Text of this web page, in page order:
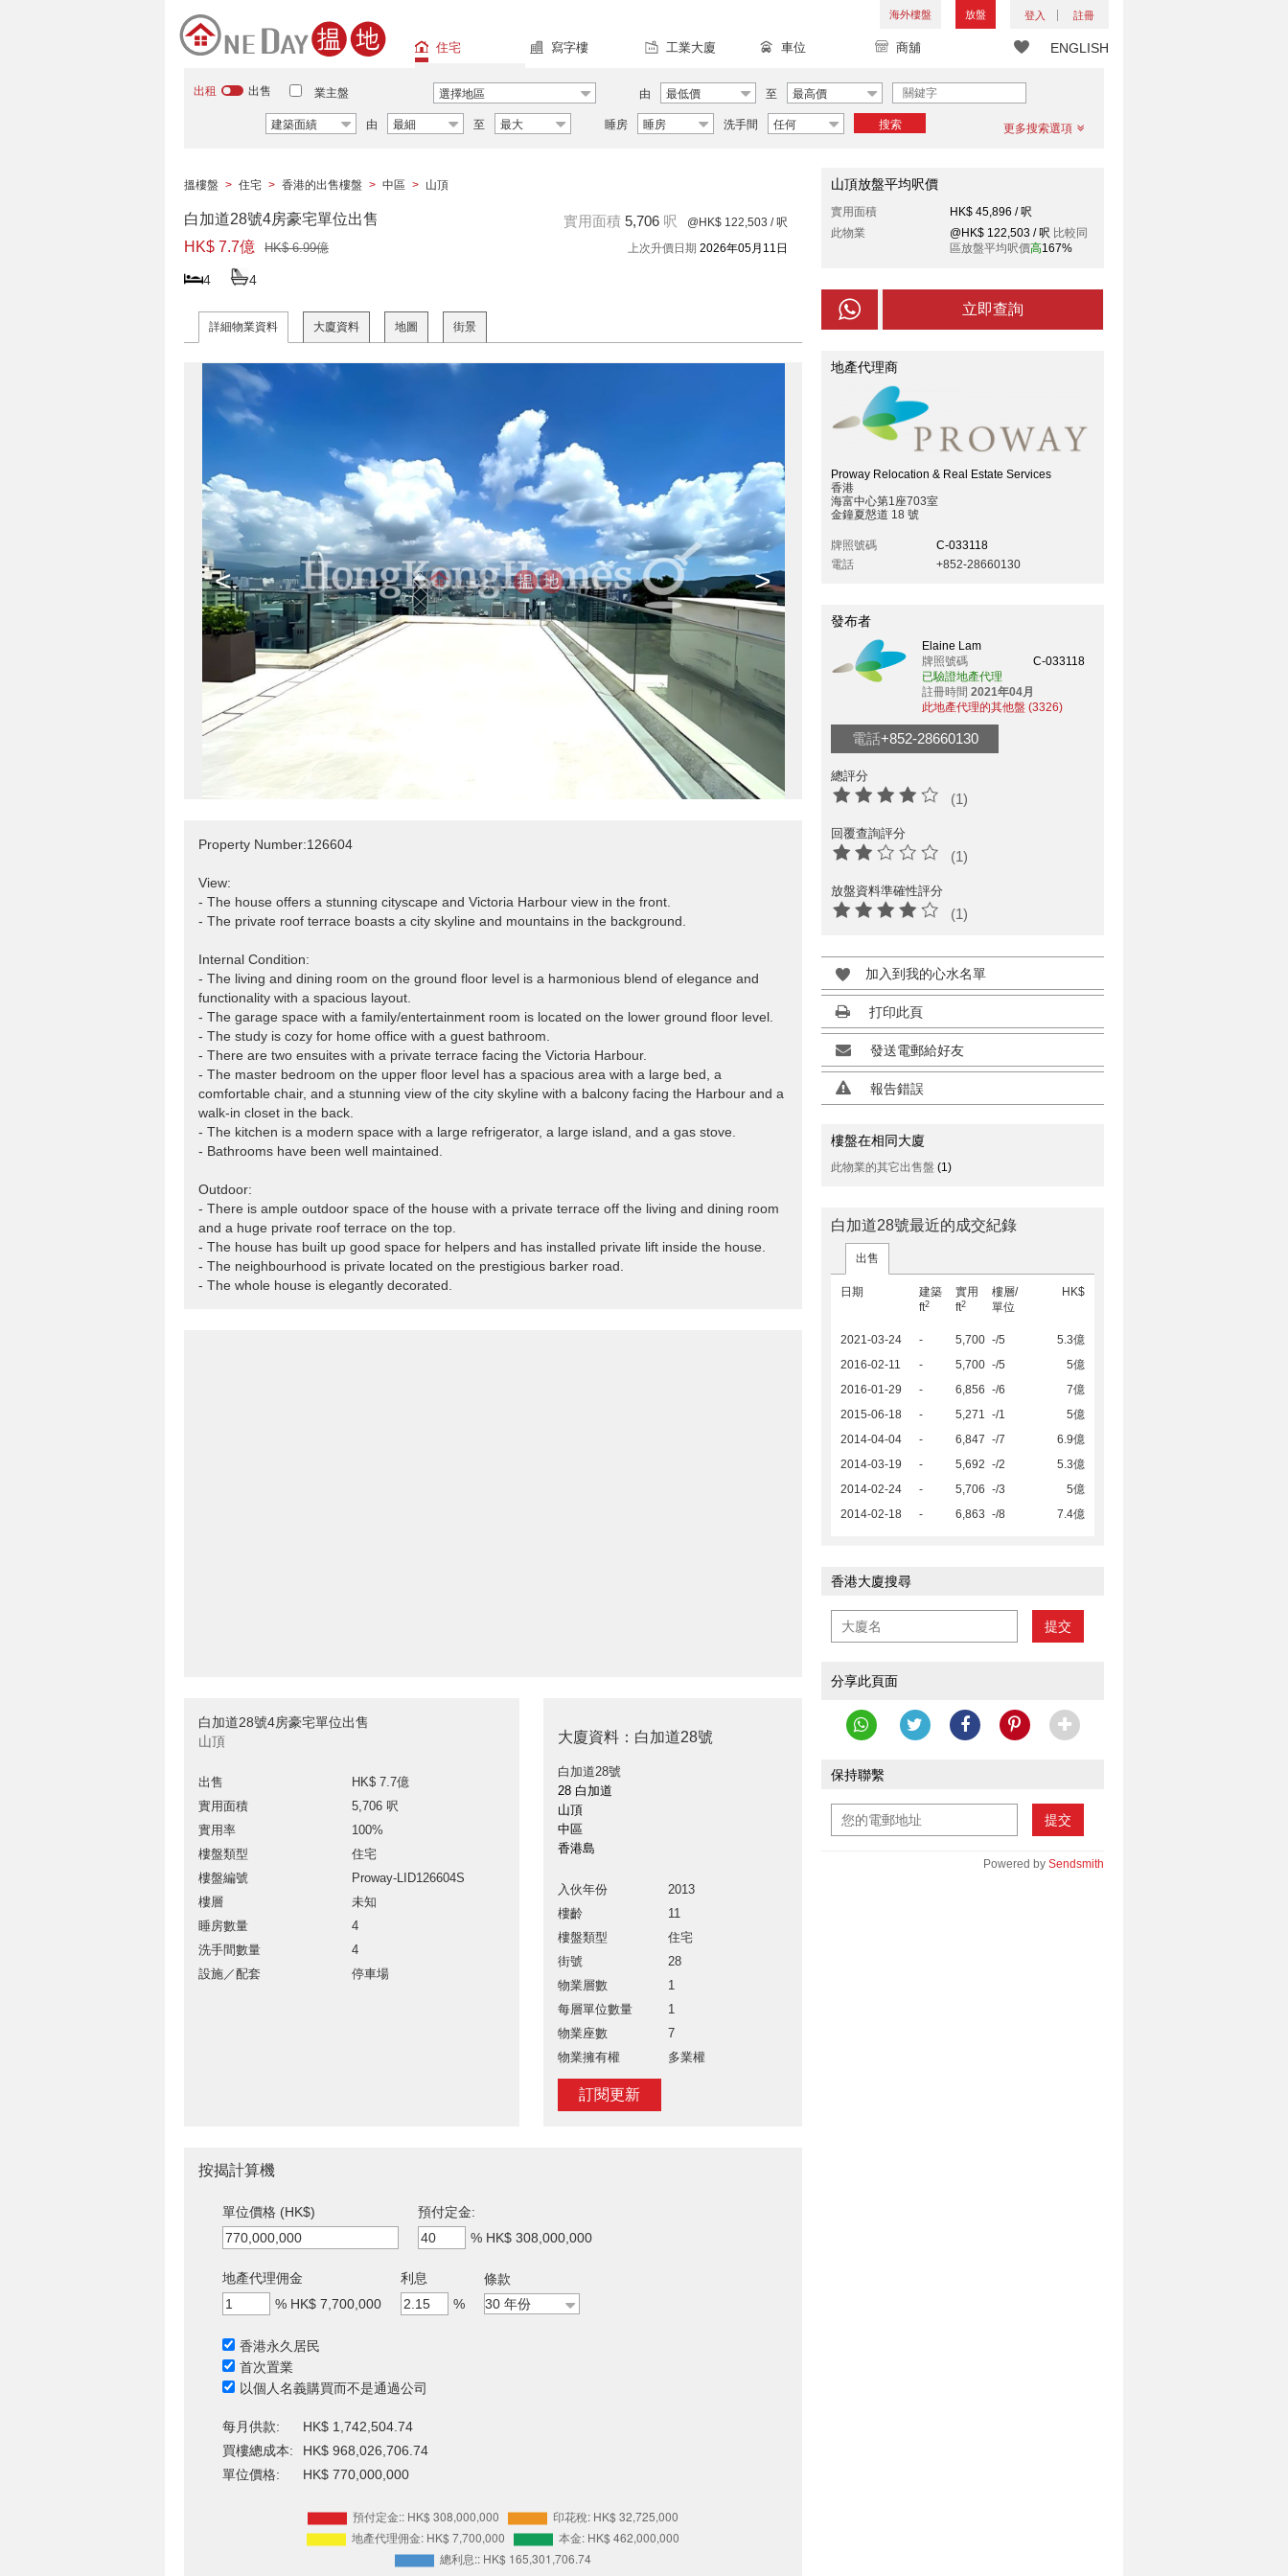
海外樓盤 放盤 登入 註冊
ENGLISH
住宅 寫字樓 工業大廈 車位 商舖
出租 出售 業主盤 選擇地區 由 最低價 至 最高價
建築面績 由 最細 至 最大 睡房 睡房 洗手間 任何 搜索 更多搜索選項
搵樓盤 > 住宅 > 香港的出售樓盤 > 中區 > 山頂
白加道28號4房豪宅單位出售
HK$ 7.7億
HK$ 6.99億
4 4
實用面積 5,706 呎 @HK$ 122,503 / 呎
上次升價日期 2026年05月11日
詳細物業資料 大廈資料 地圖 街景
< >
Property Number:126604
View:
- The house offers a stunning cityscape and Victoria Harbour view in the front.
- The private roof terrace boasts a city skyline and mountains in the background.
Internal Condition:
- The living and dining room on the ground floor level is a harmonious blend of elegance and
functionality with a spacious layout.
- The garage space with a family/entertainment room is located on the lower ground floor level.
- The study is cozy for home office with a guest bathroom.
- There are two ensuites with a private terrace facing the Victoria Harbour.
- The master bedroom on the upper floor level has a spacious area with a large bed, a
comfortable chair, and a stunning view of the city skyline with a balcony facing the Harbour and a
walk-in closet in the back.
- The kitchen is a modern space with a large refrigerator, a large island, and a gas stove.
- Bathrooms have been well maintained.
Outdoor:
- There is ample outdoor space of the house with a private terrace off the living and dining room
and a huge private roof terrace on the top.
- The house has built up good space for helpers and has installed private lift inside the house.
- The neighbourhood is private located on the prestigious barker road.
- The whole house is elegantly decorated.
白加道28號4房豪宅單位出售
山頂
出售
HK$ 7.7億
實用面積
5,706 呎
實用率
100%
樓盤類型
住宅
樓盤編號
Proway-LID126604S
樓層
未知
睡房數量
4
洗手間數量
4
設施／配套
停車場
大廈資料：白加道28號
白加道28號
28 白加道
山頂
中區
香港島
入伙年份
2013
樓齡
11
樓盤類型
住宅
街號
28
物業層數
1
每層單位數量
1
物業座數
7
物業擁有權
多業權
訂閱更新
山頂放盤平均呎價
實用面積
HK$ 45,896 / 呎
此物業
@HK$ 122,503 / 呎 比較同
區放盤平均呎價高167%
立即查詢
地產代理商
Proway Relocation & Real Estate Services
香港
海富中心第1座703室
金鐘夏慤道 18 號
牌照號碼
C-033118
電話
+852-28660130
發布者
Elaine Lam
牌照號碼
C-033118
已驗證地產代理
註冊時間 2021年04月
此地產代理的其他盤 (3326)
電話+852-28660130
總評分
(1)
回覆查詢評分
(1)
放盤資料準確性評分
(1)
加入到我的心水名單
打印此頁
發送電郵給好友
報告錯誤
樓盤在相同大廈
此物業的其它出售盤 (1)
白加道28號最近的成交紀錄
出售
日期
建築
ft2
實用
ft2
樓層/
單位
HK$
2021-03-24 - 5,700 -/5
5.3億
2016-02-11
- 5,700 -/5
5億
2016-01-29
- 6,856 -/6
7億
2015-06-18
- 5,271 -/1
5億
2014-04-04
- 6,847 -/7
6.9億
2014-03-19
- 5,692 -/2
5.3億
2014-02-24
- 5,706 -/3
5億
2014-02-18
- 6,863 -/8 7.4億
香港大廈搜尋
提交
分享此頁面
保持聯繫
提交
Powered by Sendsmith
按揭計算機
單位價格 (HK$)
預付定金:
% HK$ 308,000,000
地產代理佣金
% HK$ 7,700,000
利息
%
條款
香港永久居民
首次置業
以個人名義購買而不是通過公司
每月供款:
HK$ 1,742,504.74
買樓總成本:
HK$ 968,026,706.74
單位價格:
HK$ 770,000,000